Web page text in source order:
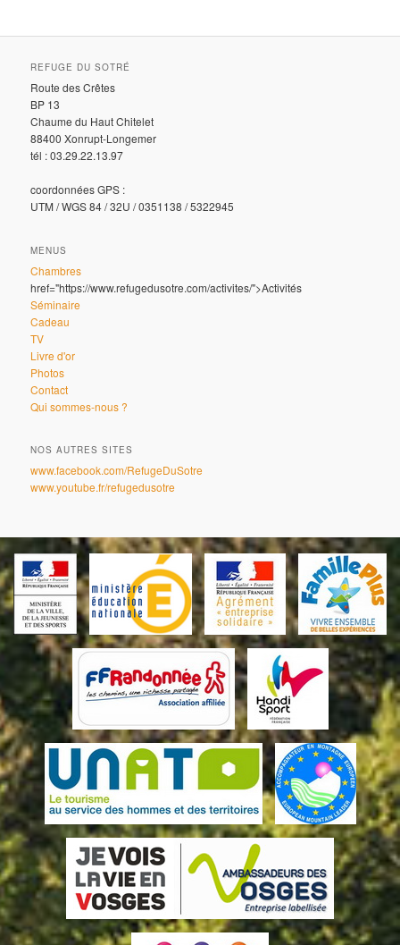
REFUGE DU SOTRÉ
Route des Crêtes
BP 13
Chaume du Haut Chitelet
88400 Xonrupt-Longemer
tél : 03.29.22.13.97
coordonnées GPS :
UTM / WGS 84 / 32U / 0351138 / 5322945
MENUS
Chambres
href="https://www.refugedusotre.com/activites/">Activités
Séminaire
Cadeau
TV
Livre d'or
Photos
Contact
Qui sommes-nous ?
NOS AUTRES SITES
www.facebook.com/RefugeDuSotre
www.youtube.fr/refugedusotre